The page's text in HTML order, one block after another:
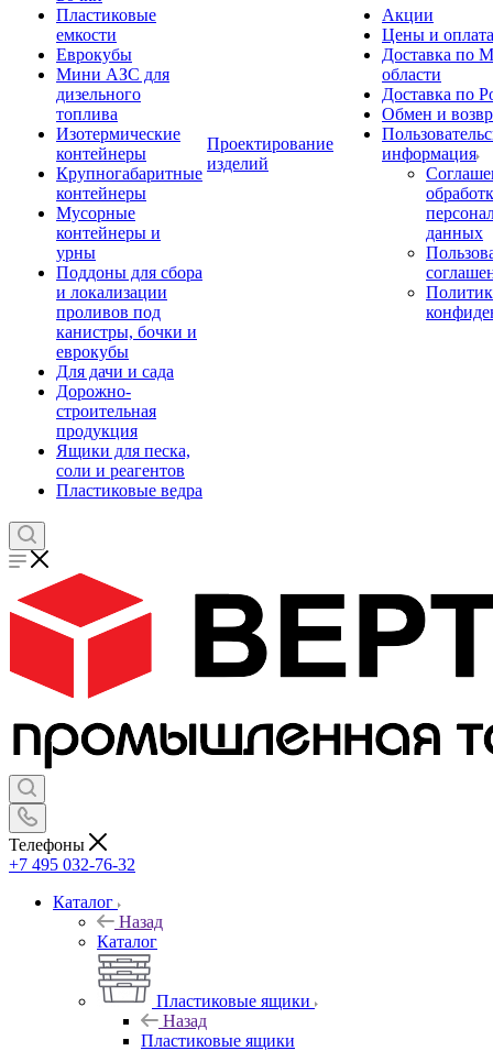
Пластиковые
емкости
Еврокубы
Мини АЗС для
дизельного
топлива
Изотермические
контейнеры
Крупногабаритные
контейнеры
Мусорные
контейнеры и
урны
Поддоны для сбора
и локализации
проливов под
канистры, бочки и
еврокубы
Для дачи и сада
Дорожно-
строительная
продукция
Ящики для песка,
соли и реагентов
Пластиковые ведра
Проектирование
изделий
Акции
Цены и оплата
Доставка по
области
Доставка по
Обмен и
информация
данных
Телефоны
+7 495 032-76-32
Каталог
Назад
Каталог
Пластиковые ящики
Назад
Пластиковые ящики